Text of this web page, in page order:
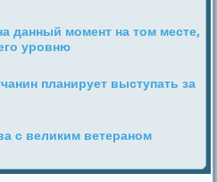
данный момент на том месте,
уровню
планирует выступать за
с великим ветераном